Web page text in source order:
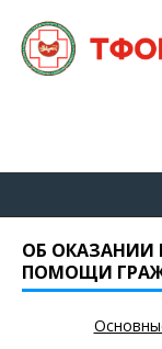
ОБ
ПОМОЩИ